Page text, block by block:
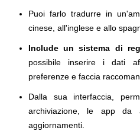
Puoi farlo tradurre in
cinese, all'inglese e allo
Include un sistema di
possibile inserire i dati
preferenze e faccia
Dalla sua interfaccia,
archiviazione, le app da
aggiornamenti.